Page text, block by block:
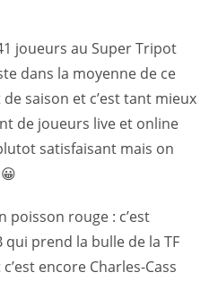
joueurs au Super Tripot
dans la moyenne de ce
saison et c’est tant mieux
de joueurs live et online
satisfaisant mais on
poisson rouge : c’est
qui prend la bulle de la TF
encore Charles-Cass